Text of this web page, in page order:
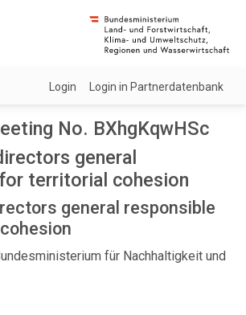
Login Login in Partnerdatenbank
No. BXhgKqwHSc
general
territorial cohesion
general responsible
für Nachhaltigkeit und